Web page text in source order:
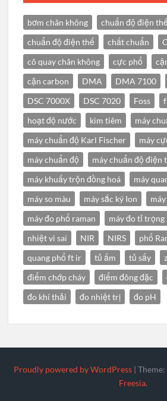
bơm chân không
chuẩn độ điện thế
chuẩn độ điện thế
chất chuẩn
cô quay chân không
cực phổ
cặn carbon
DMA DMA 7100
DSC 7000X
DSC 7020 Foss
hoạt độ nước
kim tiêm
máy
máy chuẩn độ Karl Fischer
máy
máy chuẩn độ
máy chuẩn độ điện
máy khuấy trộn đồng hoá
máy
máy so màu
máy sắc ký Ion
máy đo phổ raman
máy đo tỉ trọng
nhiệt vi sai
NIR NIRS
phổ
quang phổ ft ir
tủ ấm tủ sấy
điểm chớp cháy
điểm đông đặc
đo khí thải
đo nhiệt trị đo pH
Proudly powered by WordPress |
Freesia.